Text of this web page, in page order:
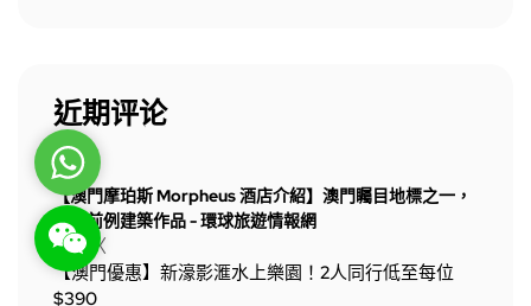
近期评论
「
【澳門摩珀斯 Morpheus 酒店介紹】澳門矚目地標之一，
史無前例建築作品 - 環球旅遊情報網
」於〈
【澳門優惠】新濠影滙水上樂園！2人同行低至每位
$390
WhatsApp
WeChat: rsgt819